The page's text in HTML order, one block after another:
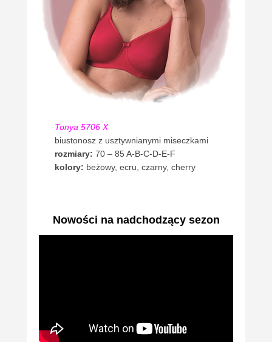
Tonya 5706 X
biustonosz z usztywnianymi miseczkami
rozmiary: 70 – 85 A-B-C-D-E-F
kolory: beżowy, ecru, czarny, cherry
Nowości na nadchodzący sezon